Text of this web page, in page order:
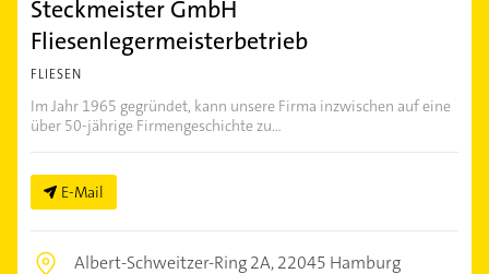
Steckmeister GmbH
Fliesenlegermeisterbetrieb
FLIESEN
Im Jahr 1965 gegründet, kann unsere Firma inzwischen auf eine
über 50-jährige Firmengeschichte zu...
E-Mail
Albert-Schweitzer-Ring 2A,22045 Hamburg